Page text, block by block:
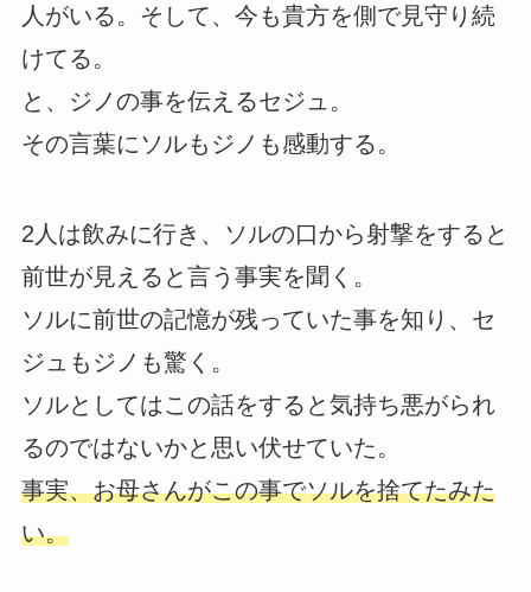
人がいる。そして、今も貴方を側で見守り続
けてる。
と、ジノの事を伝えるセジュ。
その言葉にソルもジノも感動する。
2人は飲みに行き、ソルの口から射撃をすると
前世が見えると言う事実を聞く。
ソルに前世の記憶が残っていた事を知り、セ
ジュもジノも驚く。
ソルとしてはこの話をすると気持ち悪がられ
るのではないかと思い伏せていた。
事実、お母さんがこの事でソルを捨てたみた
い。